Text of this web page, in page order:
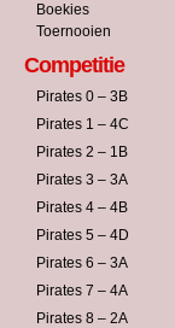
Boekies
Toernooien
Competitie
Pirates 0 – 3B
Pirates 1 – 4C
Pirates 2 – 1B
Pirates 3 – 3A
Pirates 4 – 4B
Pirates 5 – 4D
Pirates 6 – 3A
Pirates 7 – 4A
Pirates 8 – 2A